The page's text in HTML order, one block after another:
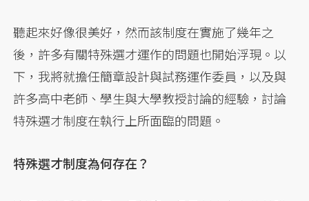
聽起來好像很美好，然而該制度在實施了幾年之
後，許多有關特殊選才運作的問題也開始浮現。以
下，我將就擔任簡章設計與試務運作委員，以及與
許多高中老師、學生與大學教授討論的經驗，討論
特殊選才制度在執行上所面臨的問題。
特殊選才制度為何存在？